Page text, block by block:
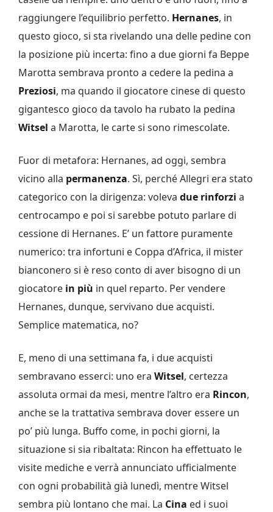
raggiungere l’equilibrio perfetto. Hernanes, in
questo gioco, si sta rivelando una delle pedine con
la posizione più incerta: fino a due giorni fa Beppe
Marotta sembrava pronto a cedere la pedina a
Preziosi, ma quando il giocatore cinese di questo
gigantesco gioco da tavolo ha rubato la pedina
Witsel a Marotta, le carte si sono rimescolate.
Fuor di metafora: Hernanes, ad oggi, sembra
vicino alla permanenza. Sì, perché Allegri era stato
categorico con la dirigenza: voleva due rinforzi a
centrocampo e poi si sarebbe potuto parlare di
cessione di Hernanes. E’ un fattore puramente
numerico: tra infortuni e Coppa d’Africa, il mister
bianconero si è reso conto di aver bisogno di un
giocatore in più in quel reparto. Per vendere
Hernanes, dunque, servivano due acquisti.
Semplice matematica, no?
E, meno di una settimana fa, i due acquisti
sembravano esserci: uno era Witsel, certezza
assoluta ormai da mesi, mentre l’altro era Rincon,
anche se la trattativa sembrava dover essere un
po’ più lunga. Buffo come, in pochi giorni, la
situazione si sia ribaltata: Rincon ha effettuato le
visite mediche e verrà annunciato ufficialmente
con ogni probabilità già lunedì, mentre Witsel
sembra più lontano che mai. La Cina ed i suoi